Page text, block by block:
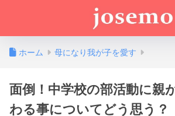
ホーム 母になり我が子を愛す
面倒！中学校の部活動に親
わる事についてどう思う？